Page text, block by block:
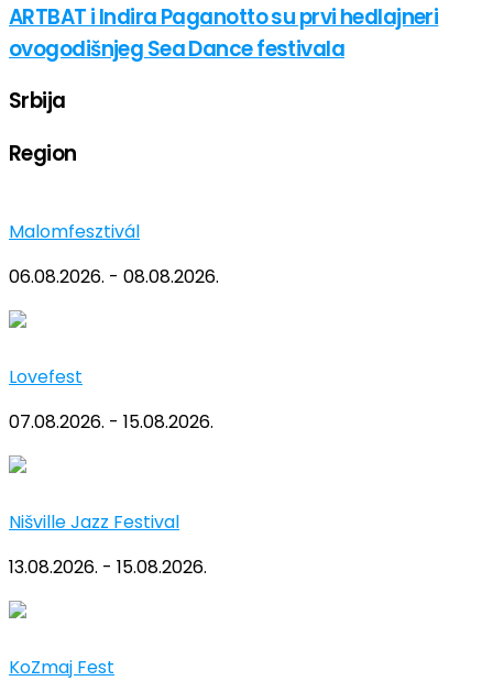
ARTBAT i Indira Paganotto su prvi hedlajneri
ovogodišnjeg Sea Dance festivala
Srbija
Region
Malomfesztivál
06.08.2026. - 08.08.2026.
Lovefest
07.08.2026. - 15.08.2026.
Nišville Jazz Festival
13.08.2026. - 15.08.2026.
KoZmaj Fest